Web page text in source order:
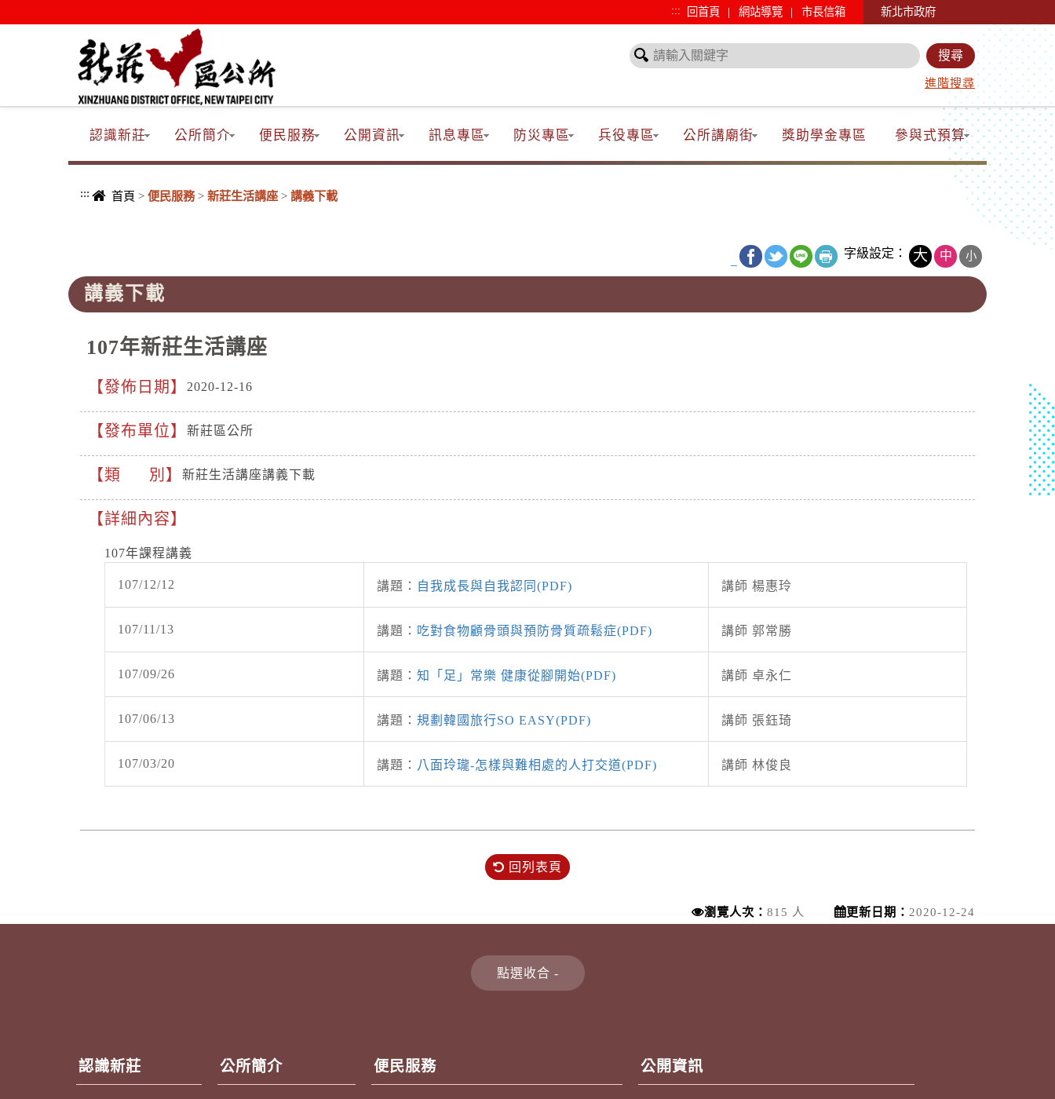
::: 回首頁 | 網站導覽 | 市長信箱 新北市政府
進階搜尋
認識新莊 公所簡介 便民服務 公開資訊 訊息專區 防災專區 兵役專區 公所講廟街 獎助學金專區 參與式預算
::: 首頁 > 便民服務> 新莊生活講座 > 講義下載
字級設定： 大 中 小
講義下載
107年新莊生活講座
發佈日期 2020-12-16
發布單位 新莊區公所
類 別 新莊生活講座講義下載
詳細內容
107年課程講義
107/12/12 講題： 自我成長與自我認同(PDF) 講師 楊惠玲
107/11/13 講題： 吃對食物顧骨頭與預防骨質疏鬆症(PDF) 講師 郭常勝
107/09/26 講題： 知「足」常樂 健康從腳開始(PDF) 講師 卓永仁
107/06/13 講題： 規劃韓國旅行SO EASY(PDF) 講師 張鈺琦
107/03/20 講題： 八面玲瓏-怎樣與難相處的人打交道(PDF) 講師 林俊良
回列表頁
瀏覽人次： 815 人 更新日期： 2020-12-24
認識新莊 公所簡介 便民服務 公開資訊